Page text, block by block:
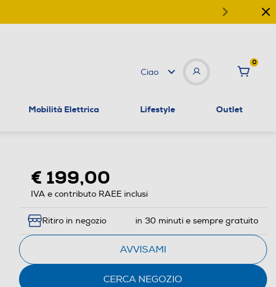
Ciao
0
Mobilità Elettrica Lifestyle Outlet
€ 199,00
IVA e contributo RAEE inclusi
Ritiro in negozio in 30 minuti e sempre gratuito
AVVISAMI
CERCA NEGOZIO